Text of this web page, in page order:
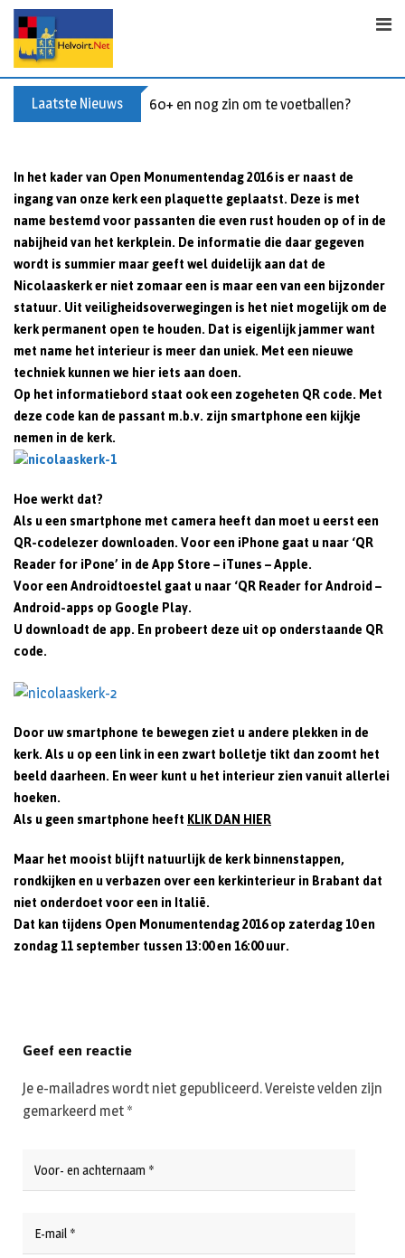
Skip
content
Laatste Nieuws 60+ en nog zin om te voetballen? Kom
In het kader van Open Monumentendag 2016 is er naast de
ingang van onze kerk een plaquette geplaatst. Deze is met
name bestemd voor passanten die even rust houden op of in de
nabijheid van het kerkplein. De informatie die daar gegeven
wordt is summier maar geeft wel duidelijk aan dat de
Nicolaaskerk er niet zomaar een is maar een van een bijzonder
statuur. Uit veiligheidsoverwegingen is het niet mogelijk om de
kerk permanent open te houden. Dat is eigenlijk jammer want
met name het interieur is meer dan uniek. Met een nieuwe
techniek kunnen we hier iets aan doen.
Op het informatiebord staat ook een zogeheten QR code. Met
deze code kan de passant m.b.v. zijn smartphone een kijkje
nemen in de kerk.
Hoe werkt dat?
Als u een smartphone met camera heeft dan moet u eerst een
QR-codelezer downloaden. Voor een iPhone gaat u naar ‘QR
Reader for iPone’ in de App Store – iTunes – Apple.
Voor een Androidtoestel gaat u naar ‘QR Reader for Android –
Android-apps op Google Play.
U downloadt de app. En probeert deze uit op onderstaande QR
code.
Door uw smartphone te bewegen ziet u andere plekken in de
kerk. Als u op een link in een zwart bolletje tikt dan zoomt het
beeld daarheen. En weer kunt u het interieur zien vanuit allerlei
hoeken.
Als u geen smartphone heeftKLIK DAN HIER
Maar het mooist blijft natuurlijk de kerk binnenstappen,
rondkijken en u verbazen over een kerkinterieur in Brabant dat
niet onderdoet voor een in Italië.
Dat kan tijdens Open Monumentendag 2016 op zaterdag 10 en
zondag 11 september tussen 13:00 en 16:00 uur.
Geef een reactie
Je e-mailadres wordt niet gepubliceerd.Vereiste velden zijn
gemarkeerd met *